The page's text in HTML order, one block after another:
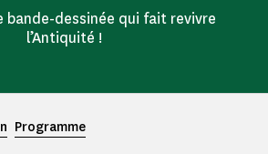
bande-dessinée qui fait revivre
l’Antiquité !
Programme